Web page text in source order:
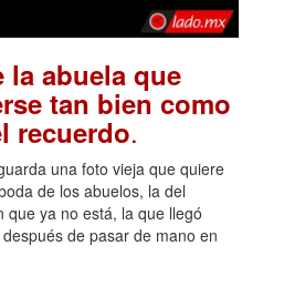
la abuela que
tan bien como
recuerdo.
una foto vieja que quiere
de los abuelos, la del
que ya no está, la que llegó
de pasar de mano en